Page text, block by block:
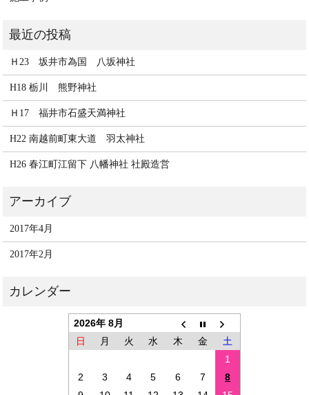
Ｈ23 坂井市為国 八坂神社
H18 栃川 熊野神社
Ｈ17 福井市石盛天満神社
H22 南越前町東大道 羽太神社
H26 春江町江留下 八幡神社 社殿造営
2017年4月
2017年2月
2026年 8月
日
月 火 水 木 金
土
1
2
3 4 5 6 7
8